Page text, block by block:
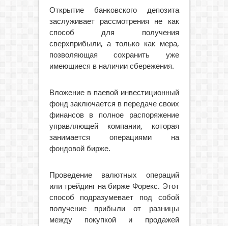
Открытие банковского депозита
заслуживает рассмотрения не как
способ для получения
сверхприбыли, а только как мера,
позволяющая сохранить уже
имеющиеся в наличии сбережения.
Вложение в паевой инвестиционный
фонд заключается в передаче своих
финансов в полное распоряжение
управляющей компании, которая
занимается операциями на
фондовой бирже.
Проведение валютных операций
или трейдинг на бирже Форекс. Этот
способ подразумевает под собой
получение прибыли от разницы
между покупкой и продажей